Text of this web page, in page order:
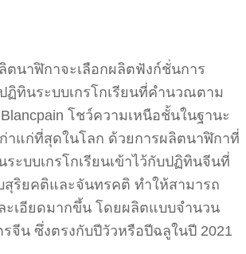
นาฬิกาจะเลือกผลิตฟังก์ชั่นการ
ฏิทินระบบเกรโกเรียนที่คำนวณตาม
โชว์ความเหนือชั้นในฐานะ
าแก่ที่สุดในโลก ด้วยการผลิตนาฬิกาที่
ะบบเกรโกเรียนเข้าไว้กับปฏิทินจีนที่
ริยคติและจันทรคติ ทำให้สามารถ
ะเอียดมากขึ้น โดยผลิตแบบจำนวน
จีน ซึ่งตรงกับปีวัวหรือปีฉลูในปี 2021